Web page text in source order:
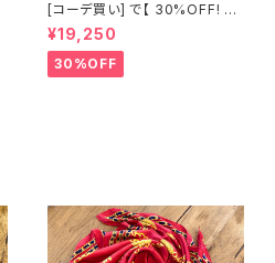
[コーデ買い] で【 30%OFF! 】2
点 フランス古着 レッドライン 切
り替えワンピース + フランス古
着 TERGAL ブラック コート
¥19,250
30%OFF